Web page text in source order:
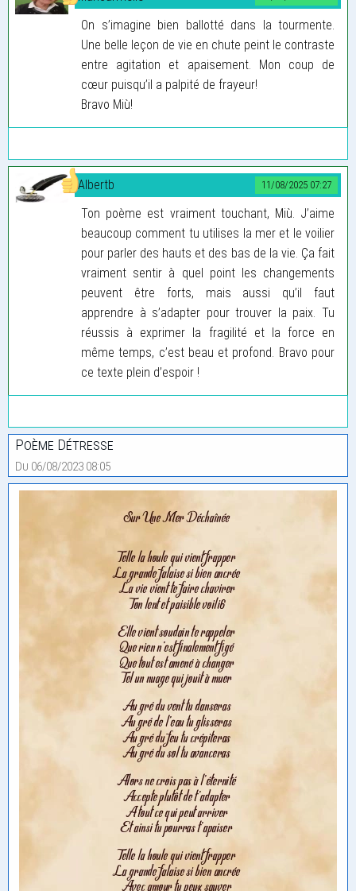
On s’imagine bien ballotté dans la tourmente.
Une belle leçon de vie en chute peint le contraste
entre agitation et apaisement. Mon coup de
cœur puisqu’il a palpité de frayeur!
Bravo Miù!
11/08/2025 07:27
Albertb
Ton poème est vraiment touchant, Miù. J’aime
beaucoup comment tu utilises la mer et le voilier
pour parler des hauts et des bas de la vie. Ça fait
vraiment sentir à quel point les changements
peuvent être forts, mais aussi qu’il faut
apprendre à s’adapter pour trouver la paix. Tu
réussis à exprimer la fragilité et la force en
même temps, c’est beau et profond. Bravo pour
ce texte plein d’espoir !
Poème Détresse
Du 06/08/2023 08:05